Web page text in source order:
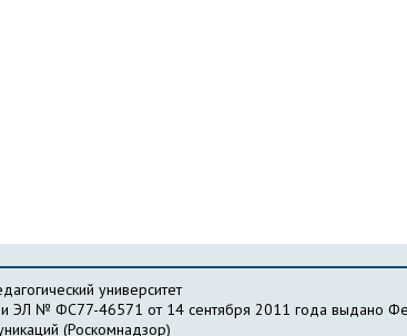
университет
ЭЛ № ФС77-46571 от 14 сентября 2011 года выдано
(Роскомнадзор)